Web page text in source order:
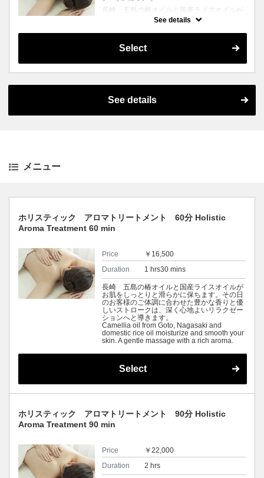
長崎 五島の椿オイルと国産ライスオイルが
お肌をしっとりと滑らかに保ちます。その日
のお客様のご体調に合わせた豊かな香りと優
しいストロークは、深く心地よいリラクゼー
Camellia oil from Goto, Nagasaki and
and smooth. The rich fragrance and gentle
strokes tailored to your physical condition on
comfortable relaxation.
See details
Select
See details
メニュー
ホリスティック アロマトリートメント 60分 Holistic
Aroma Treatment 60 min
Price
￥16,500
Duration
1 hrs30 mins
長崎 五島の椿オイルと国産ライスオイルが
お肌をしっとりと滑らかに保ちます。その日
のお客様のご体調に合わせた豊かな香りと優
しいストロークは、深く心地よいリラクゼー
ションへと導きます。
Camellia oil from Goto, Nagasaki and
domestic rice oil moisturize and smooth your
skin. A gentle massage with a rich aroma.
Select
ホリスティック アロマトリートメント 90分 Holistic
Aroma Treatment 90 min
Price
￥22,000
Duration
2 hrs